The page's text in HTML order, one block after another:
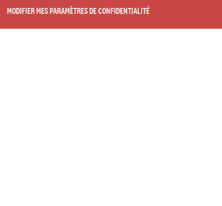
MODIFIER MES PARAMÈTRES DE CONFIDENTIALITÉ